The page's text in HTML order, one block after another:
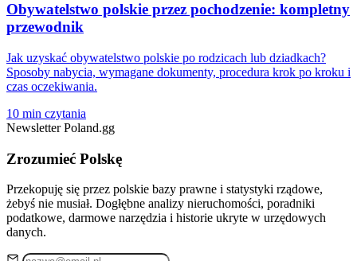
Obywatelstwo polskie przez pochodzenie: kompletny
przewodnik
Jak uzyskać obywatelstwo polskie po rodzicach lub dziadkach?
Sposoby nabycia, wymagane dokumenty, procedura krok po kroku i
czas oczekiwania.
10 min czytania
Newsletter Poland.gg
Zrozumieć Polskę
Przekopuję się przez polskie bazy prawne i statystyki rządowe,
żebyś nie musiał. Dogłębne analizy nieruchomości, poradniki
podatkowe, darmowe narzędzia i historie ukryte w urzędowych
danych.